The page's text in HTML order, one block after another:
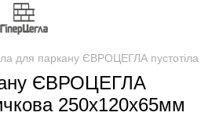
для паркану ЄВРОЦЕГЛА
ЄВРОЦЕГЛА
250х120х65мм